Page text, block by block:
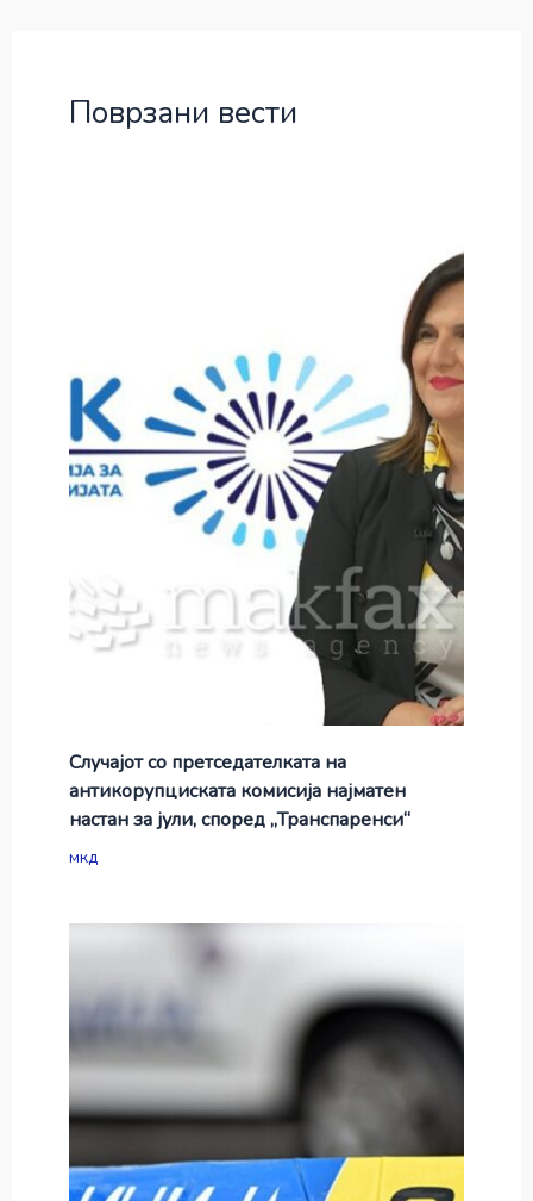
Поврзани вести
Случајот со претседателката на
антикорупциската комисија најматен
настан за јули, според „Транспаренси“
мкд